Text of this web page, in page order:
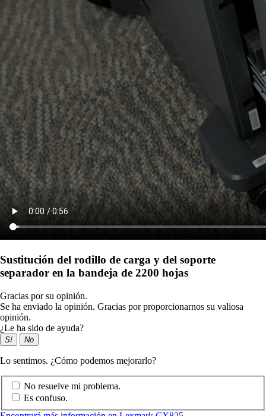
Sustitución del rodillo de carga y del soporte
separador en la bandeja de 2200 hojas
Gracias por su opinión.
Se ha enviado la opinión. Gracias por proporcionarnos su valiosa
opinión.
¿Le ha sido de ayuda?
Sí No
Lo sentimos. ¿Cómo podemos mejorarlo?
No resuelve mi problema.
Es confuso.